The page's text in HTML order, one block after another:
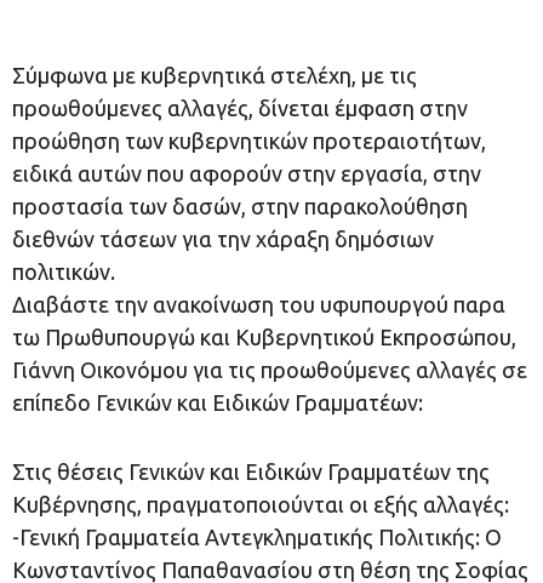
Σύμφωνα με κυβερνητικά στελέχη, με τις
προωθούμενες αλλαγές, δίνεται έμφαση στην
προώθηση των κυβερνητικών προτεραιοτήτων,
ειδικά αυτών που αφορούν στην εργασία, στην
προστασία των δασών, στην παρακολούθηση
διεθνών τάσεων για την χάραξη δημόσιων
πολιτικών.
Διαβάστε την ανακοίνωση του υφυπουργού παρα
τω Πρωθυπουργώ και Κυβερνητικού Εκπροσώπου,
Γιάννη Οικονόμου για τις προωθούμενες αλλαγές σε
επίπεδο Γενικών και Ειδικών Γραμματέων:
Στις θέσεις Γενικών και Ειδικών Γραμματέων της
Κυβέρνησης, πραγματοποιούνται οι εξής αλλαγές:
-Γενική Γραμματεία Αντεγκληματικής Πολιτικής: Ο
Κωνσταντίνος Παπαθανασίου στη θέση της Σοφίας